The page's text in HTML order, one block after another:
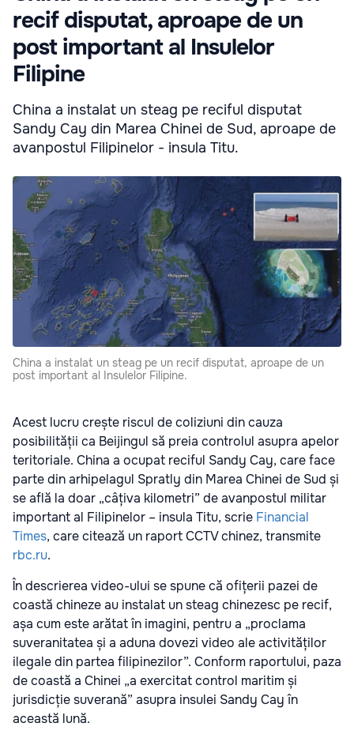
recif disputat, aproape de un
post important al Insulelor
Filipine
China a instalat un steag pe reciful disputat
Sandy Cay din Marea Chinei de Sud, aproape de
avanpostul Filipinelor - insula Titu.
China a instalat un steag pe un recif disputat, aproape de un
post important al Insulelor Filipine.
Acest lucru crește riscul de coliziuni din cauza
posibilității ca Beijingul să preia controlul asupra apelor
teritoriale. China a ocupat reciful Sandy Cay, care face
parte din arhipelagul Spratly din Marea Chinei de Sud și
se află la doar „câțiva kilometri” de avanpostul militar
important al Filipinelor – insula Titu, scrie Financial
Times, care citează un raport CCTV chinez, transmite
rbc.ru.
În descrierea video-ului se spune că ofițerii pazei de
coastă chineze au instalat un steag chinezesc pe recif,
așa cum este arătat în imagini, pentru a „proclama
suveranitatea și a aduna dovezi video ale activităților
ilegale din partea filipinezilor”. Conform raportului, paza
de coastă a Chinei „a exercitat control maritim și
jurisdicție suverană” asupra insulei Sandy Cay în
această lună.